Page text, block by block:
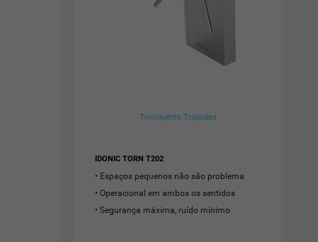
Torniquetes Tripoides
IDONIC TORN T202
Espaços pequenos não são problema
Operacional em ambos os sentidos
Segurança máxima, ruído mínimo